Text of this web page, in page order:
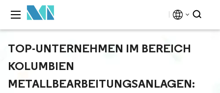
TOP-UNTERNEHMEN IM BEREICH
KOLUMBIEN
METALLBEARBEITUNGSANLAGEN: